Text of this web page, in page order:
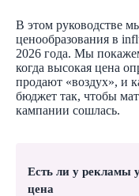
В этом руководстве
ценообразования в
2026 года. Мы
когда высокая цена
продают «воздух», и
бюджет так, чтобы
кампании сошлась.
Есть ли у рекламы
цена